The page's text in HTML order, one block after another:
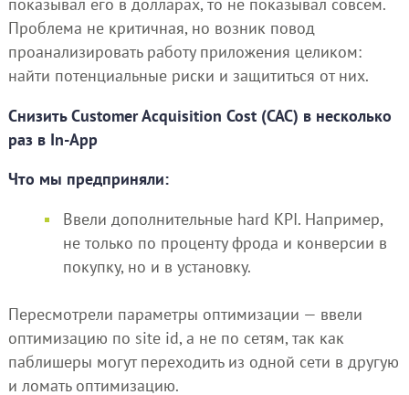
показывал его в долларах, то не показывал совсем.
Проблема не критичная, но возник повод
проанализировать работу приложения целиком:
найти потенциальные риски и защититься от них.
Снизить Customer Acquisition Cost (CAC) в несколько
раз в In-App
Что мы предприняли:
Ввели дополнительные hard KPI. Например,
не только по проценту фрода и конверсии в
покупку, но и в установку.
Пересмотрели параметры оптимизации — ввели
оптимизацию по site id, а не по сетям, так как
паблишеры могут переходить из одной сети в другую
и ломать оптимизацию.